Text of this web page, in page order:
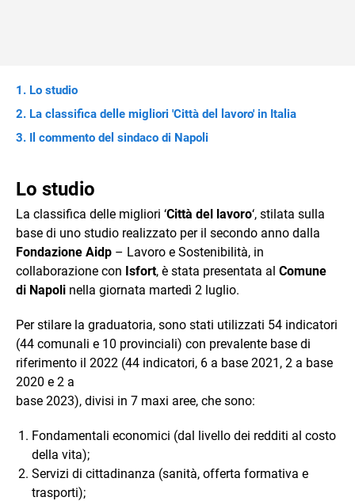
Lo studio
La classifica delle migliori 'Città del lavoro' in Italia
Il commento del sindaco di Napoli
Lo studio
La classifica delle migliori ‘Città del lavoro‘, stilata sulla
base di uno studio realizzato per il secondo anno dalla
Fondazione Aidp – Lavoro e Sostenibilità, in
collaborazione con Isfort, è stata presentata al Comune
di Napoli nella giornata martedì 2 luglio.
Per stilare la graduatoria, sono stati utilizzati 54 indicatori
(44 comunali e 10 provinciali) con prevalente base di
riferimento il 2022 (44 indicatori, 6 a base 2021, 2 a base
2020 e 2 a
base 2023), divisi in 7 maxi aree, che sono:
Fondamentali economici (dal livello dei redditi al costo
della vita);
Servizi di cittadinanza (sanità, offerta formativa e
trasporti);